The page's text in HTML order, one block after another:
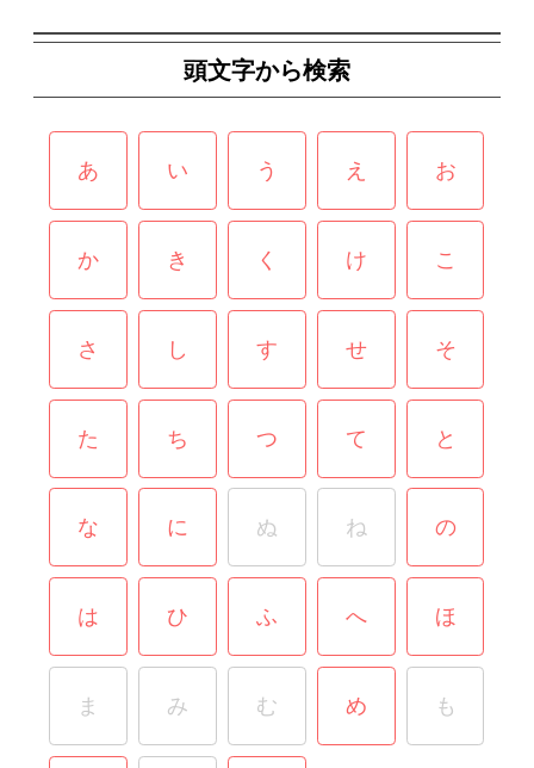
頭文字から検索
あ い う え お
か き く け こ
さ し す せ そ
た ち つ て と
な に ぬ ね の
は ひ ふ へ ほ
ま み む め も